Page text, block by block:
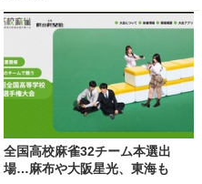
全国高校麻雀32チーム本選出
場…麻布や大阪星光、東海も